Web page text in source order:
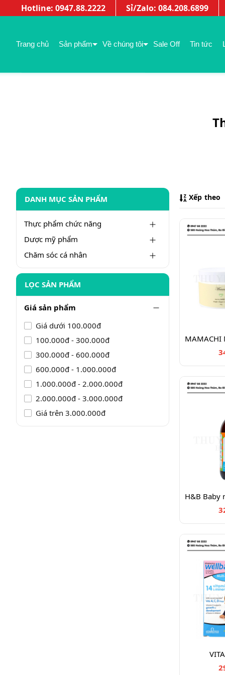
Hotline: 0947.88.2222 Sỉ/Zalo: 084.208.6899
Trang chủ Sản phẩm Về chúng tôi Sale Off Tin tức
DANH MỤC SẢN PHẨM
Thực phẩm chức năng
Dược mỹ phẩm
Chăm sóc cá nhân
LỌC SẢN PHẨM
Giá sản phẩm
Giá dưới 100.000đ
100.000đ - 300.000đ
300.000đ - 600.000đ
600.000đ - 1.000.000đ
1.000.000đ - 2.000.000đ
2.000.000đ - 3.000.000đ
Giá trên 3.000.000đ
Xếp theo